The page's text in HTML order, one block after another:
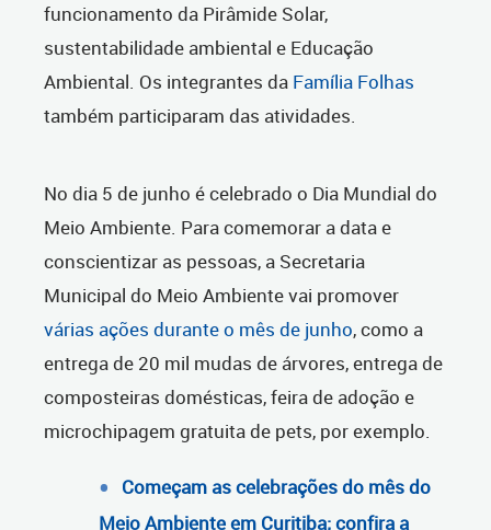
funcionamento da Pirâmide Solar,
sustentabilidade ambiental e Educação
Ambiental. Os integrantes da Família Folhas
também participaram das atividades.
No dia 5 de junho é celebrado o Dia Mundial do
Meio Ambiente. Para comemorar a data e
conscientizar as pessoas, a Secretaria
Municipal do Meio Ambiente vai promover
várias ações durante o mês de junho, como a
entrega de 20 mil mudas de árvores, entrega de
composteiras domésticas, feira de adoção e
microchipagem gratuita de pets, por exemplo.
Começam as celebrações do mês do
Meio Ambiente em Curitiba; confira a